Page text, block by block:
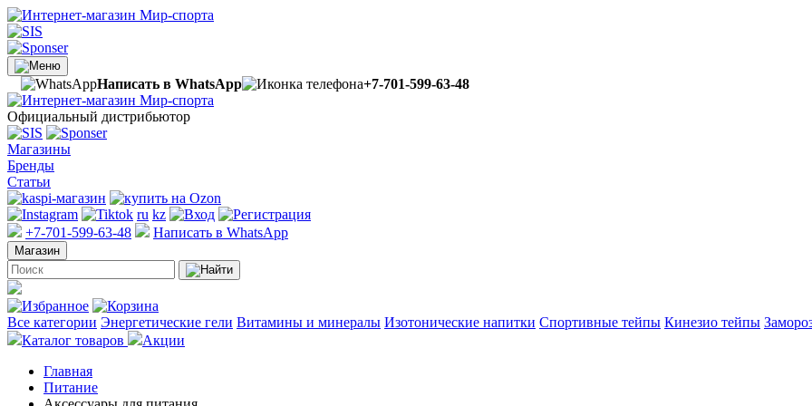
Написать в WhatsApp +7-701-599-63-48
Официальный дистрибьютор
Магазины
Бренды
Статьи
ru kz
+7-701-599-63-48
Написать в WhatsApp
Магазин
Все категории Энергетические гели Витамины и минералы Изотонические напитки Спортивные тейпы Кинезио тейпы
Каталог товаров
Акции
Главная
Питание